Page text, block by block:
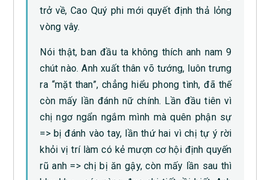
trở về, Cao Quý phi mới quyết định thả lỏng
vòng vây.
Nói thật, ban đầu ta không thích anh nam 9
chút nào. Anh xuất thân võ tướng, luôn trưng
ra “mặt than”, chẳng hiểu phong tình, đã thế
còn mấy lần đánh nữ chính. Lần đầu tiên vì
chị ngơ ngẩn ngắm mình mà quên phận sự
=> bị đánh vào tay, lần thứ hai vì chị tự ý rời
khỏi vị trí làm có kẻ mượn cơ hội định quyến
rũ anh => chị bị ăn gậy, còn mấy lần sau thì